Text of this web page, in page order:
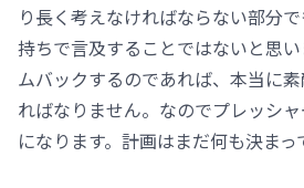
り長く考えなければならない部分
持ちで言及することではないと思
ムバックするのであれば、本当に
ればなりません。なのでプレッシ
になります。計画はまだ何も決まっ